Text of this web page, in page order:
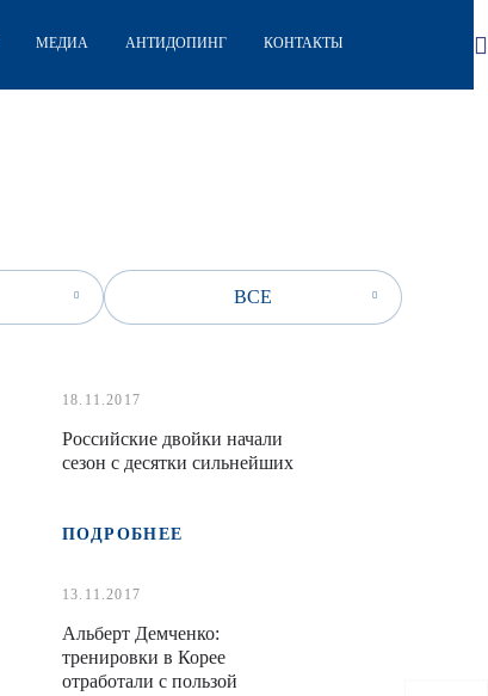
МЕДИА АНТИДОПИНГ КОНТАКТЫ
ВСЕ
18.11.2017
Российские двойки начали
сезон с десятки сильнейших
ПОДРОБНЕЕ
13.11.2017
Альберт Демченко:
тренировки в Корее
отработали с пользой